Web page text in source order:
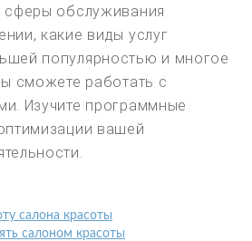
сферы обслуживания
какие виды услуг
популярностью и многое
сможете работать с
Изучите программные
вашей
салона красоты
салоном красоты